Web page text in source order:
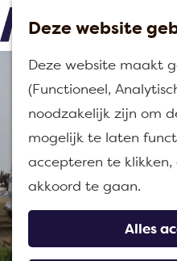
Deze website
Deze website maakt
(Functioneel,
noodzakelijk zijn om
mogelijk te laten
accepteren te
akkoord te gaan.
Alles
G
r
d
e
h
e
n
u